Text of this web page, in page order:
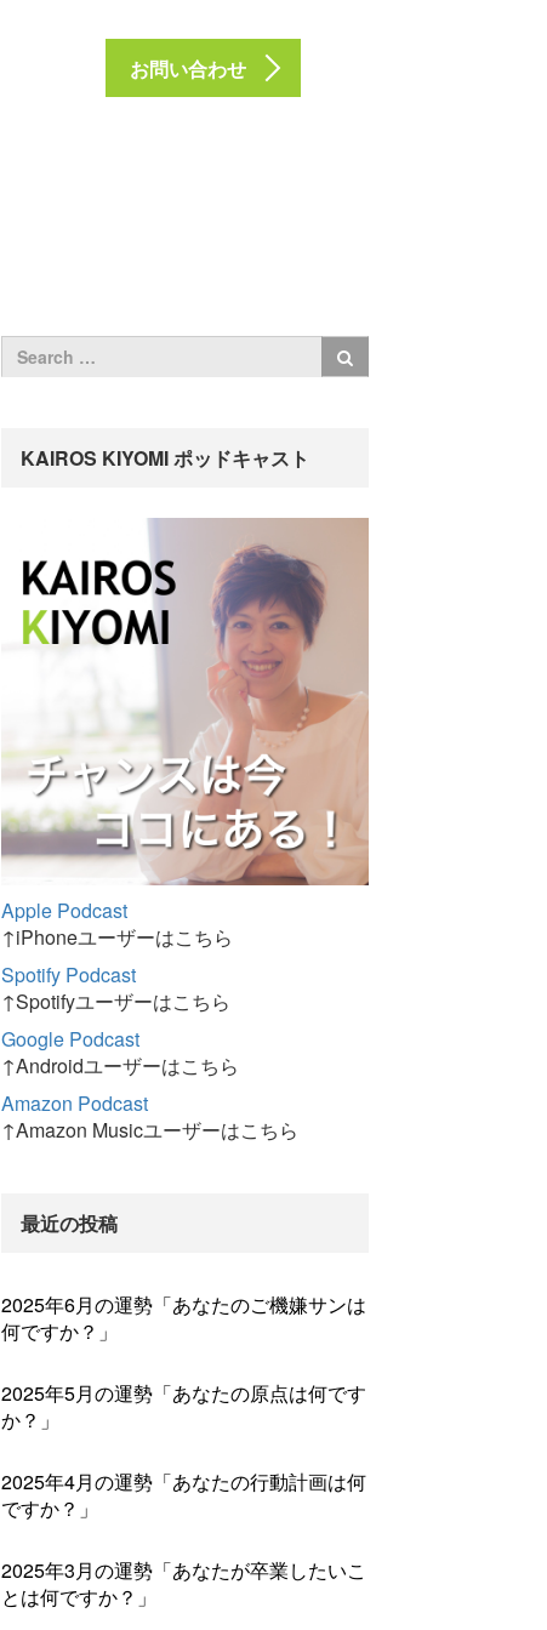
お問い合わせ
KAIROS KIYOMI ポッドキャスト
Apple Podcast
↑iPhoneユーザーはこちら
Spotify Podcast
↑Spotifyユーザーはこちら
Google Podcast
↑Androidユーザーはこちら
Amazon Podcast
↑Amazon Musicユーザーはこちら
最近の投稿
2025年6月の運勢「あなたのご機嫌サンは
何ですか？」
2025年5月の運勢「あなたの原点は何です
か？」
2025年4月の運勢「あなたの行動計画は何
ですか？」
2025年3月の運勢「あなたが卒業したいこ
とは何ですか？」